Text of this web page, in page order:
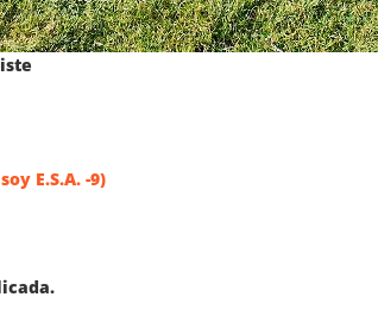
E.S.A. -9)